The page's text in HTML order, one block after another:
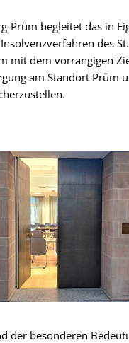
Prüm begleitet das in
des
mit dem vorrangigen
am Standort Prüm
der besonderen